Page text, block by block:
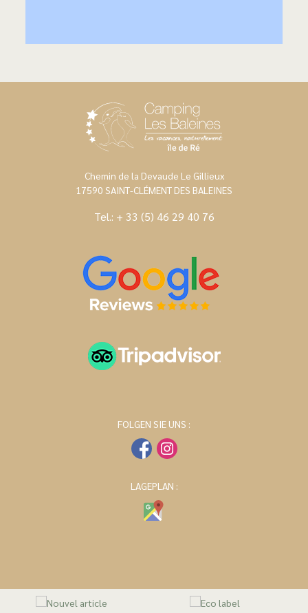
Chemin de la Devaude Le Gillieux
17590 SAINT-CLÉMENT DES BALEINES
Tel.: + 33 (5) 46 29 40 76
FOLGEN SIE UNS :
LAGEPLAN :